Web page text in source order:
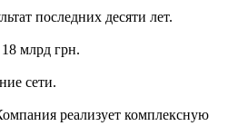
последних десяти лет.
млрд грн.
сети.
реализует комплексную